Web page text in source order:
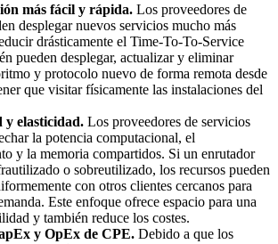
más fácil y rápida. Los proveedores de
desplegar nuevos servicios mucho más
drásticamente el Time-To-To-Service
pueden desplegar, actualizar y eliminar
y protocolo nuevo de forma remota desde
que visitar físicamente las instalaciones del
y elasticidad. Los proveedores de servicios
la potencia computacional, el
y la memoria compartidos. Si un enrutador
o sobreutilizado, los recursos pueden
con otros clientes cercanos para
Este enfoque ofrece espacio para una
y también reduce los costes.
y OpEx de CPE. Debido a que los